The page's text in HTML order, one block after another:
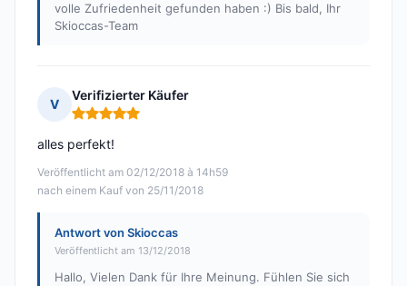
volle Zufriedenheit gefunden haben :) Bis bald, Ihr
Skioccas-Team
V
Verifizierter Käufer
Hinweis: 5 von 5
Veröffentlicht am 02/12/2018 à 14h59
nach einem Kauf von 25/11/2018
alles perfekt!
Antwort von Skioccas
Veröffentlicht am 13/12/2018
Hallo, Vielen Dank für Ihre Meinung. Fühlen Sie sich